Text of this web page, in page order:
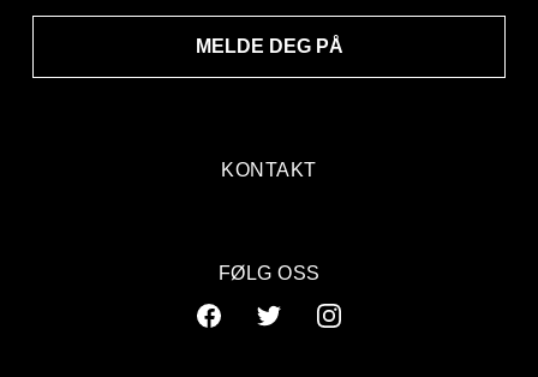
KONTAKT
MELDE DEG PÅ
FØLG OSS